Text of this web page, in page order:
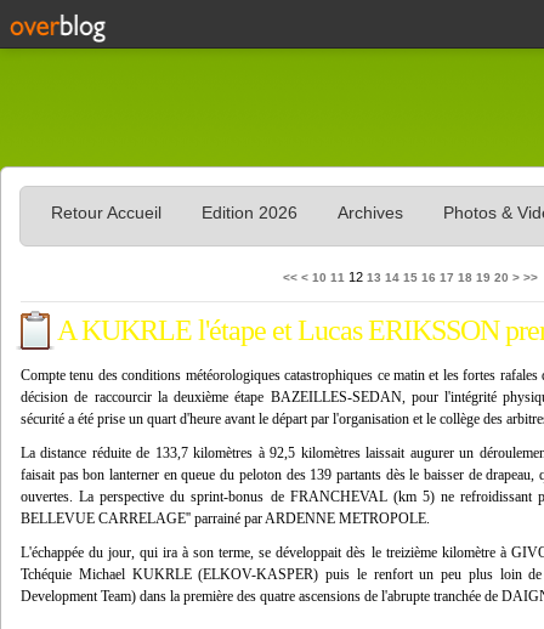
Retour Accueil Edition 2026 Archives Photos &
<< < 10 11 12 13 14 15 16 17 18 19 20 30
40
50
60
70
80
90
100
> >>
A KUKRLE l'étape et Lucas ERIKSSON
Compte tenu des conditions météorologiques catastrophiques ce matin et les fortes
décision de raccourcir la deuxième étape BAZEILLES-SEDAN, pour l'intégrité
sécurité a été prise un quart d'heure avant le départ par l'organisation et le collège des
La distance réduite de 133,7 kilomètres à 92,5 kilomètres laissait augurer un
faisait pas bon lanterner en queue du peloton des 139 partants dès le baisser de drapeau,
ouvertes. La perspective du sprint-bonus de FRANCHEVAL (km 5) ne refroidissant
BELLEVUE CARRELAGE'' parrainé par ARDENNE METROPOLE.
L'échappée du jour, qui ira à son terme, se développait dès le treizième kilomètre à
Tchéquie Michael KUKRLE (ELKOV-KASPER) puis le renfort un peu plus loin
Development Team) dans la première des quatre ascensions de l'abrupte tranchée de